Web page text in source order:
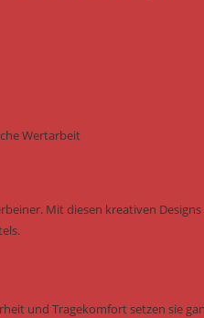
Wertarbeit
Mit diesen kreativen Designs
und Tragekomfort setzen sie